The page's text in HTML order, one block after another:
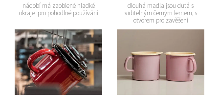
nádobí má zaoblené hladké
okraje pro pohodlné používání
dlouhá madla jsou dutá s
viditelným černým lemem, s
otvorem pro zavěšení